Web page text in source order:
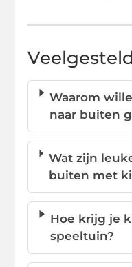
Waarom
naar buiten
Wat zijn
buiten met
Hoe krijg je
speeltuin?